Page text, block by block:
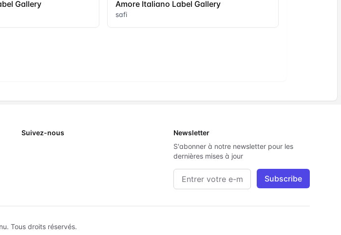
Gallery Amore Italiano Label Gallery
safi
Suivez-nous
Newsletter
S'abonner à notre newsletter pour les
dernières mises à jour
Adresse e-mail Subscribe
Tous droits réservés.